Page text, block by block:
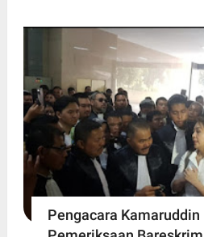
Pengacara Kamaruddin